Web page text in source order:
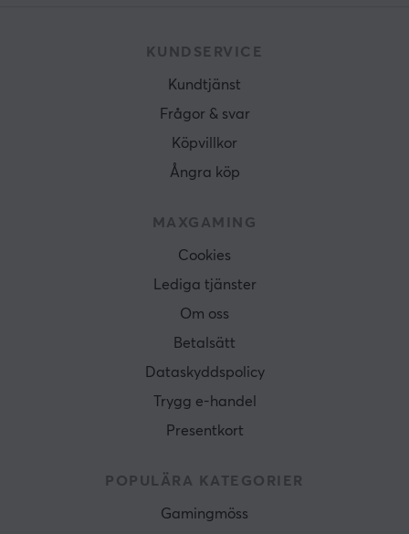
KUNDSERVICE
Kundtjänst
Frågor & svar
Köpvillkor
Ångra köp
MAXGAMING
Cookies
Lediga tjänster
Om oss
Betalsätt
Dataskyddspolicy
Trygg e-handel
Presentkort
POPULÄRA KATEGORIER
Gamingmöss